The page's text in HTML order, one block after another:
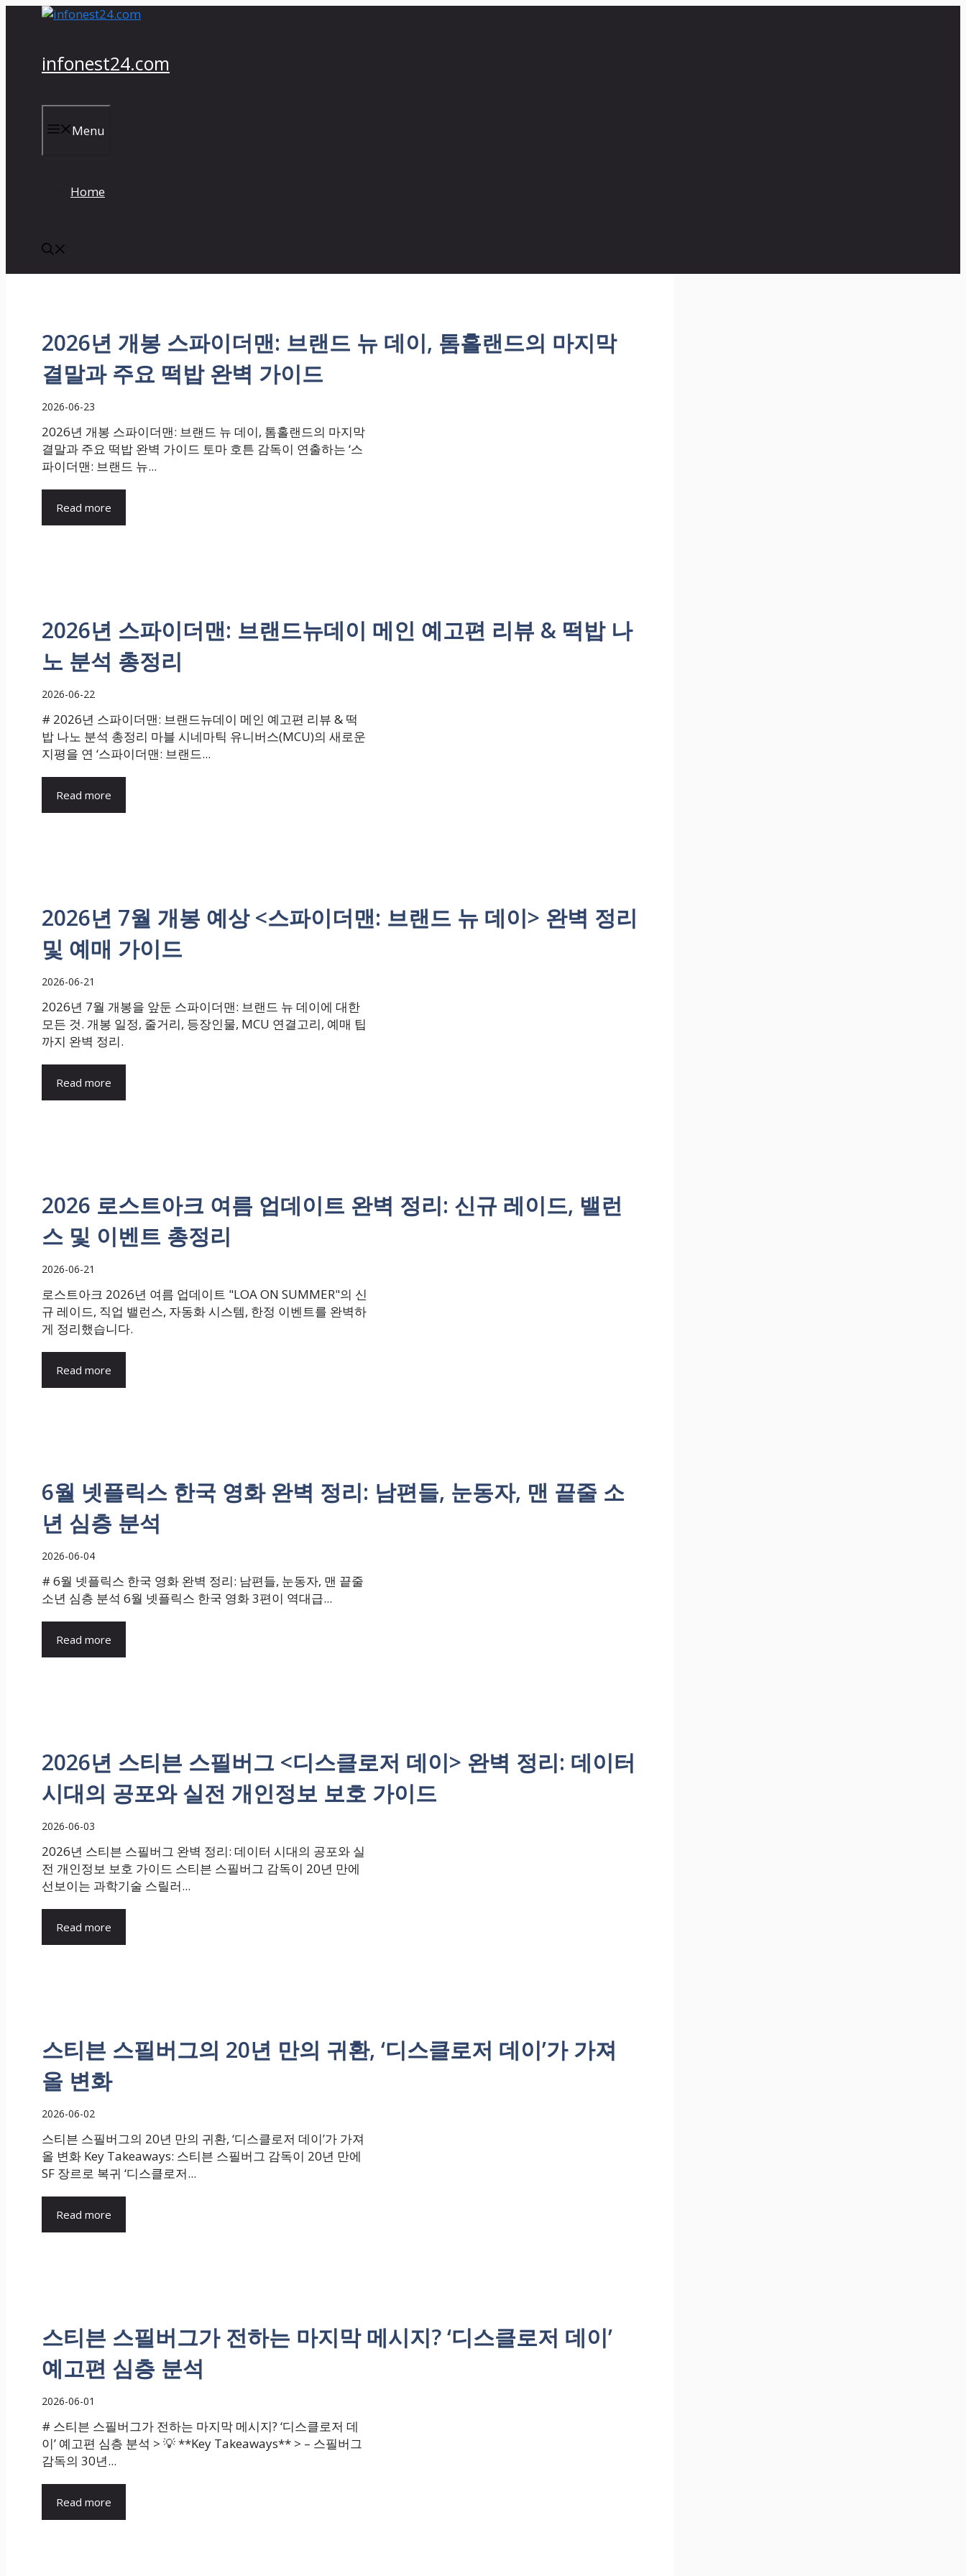
infonest24.com
Menu
Home
2026년 개봉 스파이더맨: 브랜드 뉴 데이, 톰홀랜드의 마지막
결말과 주요 떡밥 완벽 가이드
2026-06-23
2026년 개봉 스파이더맨: 브랜드 뉴 데이, 톰홀랜드의 마지막
결말과 주요 떡밥 완벽 가이드 토마 호튼 감독이 연출하는 ‘스
파이더맨: 브랜드 뉴...
Read more
2026년 스파이더맨: 브랜드뉴데이 메인 예고편 리뷰 & 떡밥 나
노 분석 총정리
2026-06-22
# 2026년 스파이더맨: 브랜드뉴데이 메인 예고편 리뷰 & 떡
밥 나노 분석 총정리 마블 시네마틱 유니버스(MCU)의 새로운
지평을 연 ‘스파이더맨: 브랜드...
Read more
2026년 7월 개봉 예상 <스파이더맨: 브랜드 뉴 데이> 완벽 정리
및 예매 가이드
2026-06-21
2026년 7월 개봉을 앞둔 스파이더맨: 브랜드 뉴 데이에 대한
모든 것. 개봉 일정, 줄거리, 등장인물, MCU 연결고리, 예매 팁
까지 완벽 정리.
Read more
2026 로스트아크 여름 업데이트 완벽 정리: 신규 레이드, 밸런
스 및 이벤트 총정리
2026-06-21
로스트아크 2026년 여름 업데이트 "LOA ON SUMMER"의 신
규 레이드, 직업 밸런스, 자동화 시스템, 한정 이벤트를 완벽하
게 정리했습니다.
Read more
6월 넷플릭스 한국 영화 완벽 정리: 남편들, 눈동자, 맨 끝줄 소
년 심층 분석
2026-06-04
# 6월 넷플릭스 한국 영화 완벽 정리: 남편들, 눈동자, 맨 끝줄
소년 심층 분석 6월 넷플릭스 한국 영화 3편이 역대급...
Read more
2026년 스티븐 스필버그 <디스클로저 데이> 완벽 정리: 데이터
시대의 공포와 실전 개인정보 보호 가이드
2026-06-03
2026년 스티븐 스필버그 완벽 정리: 데이터 시대의 공포와 실
전 개인정보 보호 가이드 스티븐 스필버그 감독이 20년 만에
선보이는 과학기술 스릴러...
Read more
스티븐 스필버그의 20년 만의 귀환, ‘디스클로저 데이’가 가져
올 변화
2026-06-02
스티븐 스필버그의 20년 만의 귀환, ‘디스클로저 데이’가 가져
올 변화 Key Takeaways: 스티븐 스필버그 감독이 20년 만에
SF 장르로 복귀 ‘디스클로저...
Read more
스티븐 스필버그가 전하는 마지막 메시지? ‘디스클로저 데이’
예고편 심층 분석
2026-06-01
# 스티븐 스필버그가 전하는 마지막 메시지? ‘디스클로저 데
이’ 예고편 심층 분석 > 💡 **Key Takeaways** > – 스필버그
감독의 30년...
Read more